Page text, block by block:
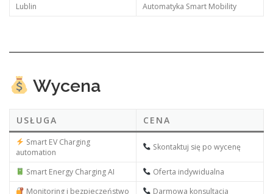
Lublin
Automatyka Smart Mobility
Wycena
USŁUGA CENA
Smart EV Charging
automation
Skontaktuj się po wycenę
Smart Energy Charging AI
Oferta indywidualna
Monitoring i bezpieczeństwo
Darmowa konsultacja